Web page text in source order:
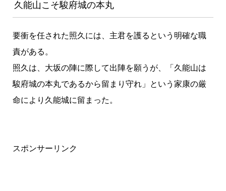
久能山こそ駿府城の本丸
要衝を任された照久には、主君を護るという明確な職
責がある。
照久は、大坂の陣に際して出陣を願うが、「久能山は
駿府城の本丸であるから留まり守れ」という家康の厳
命により久能城に留まった。
スポンサーリンク